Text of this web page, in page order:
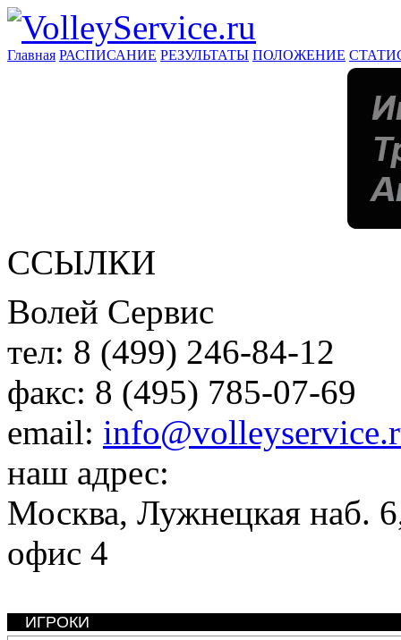
Главная РАСПИСАНИЕ РЕЗУЛЬТАТЫ ПОЛОЖЕНИЕ
ССЫЛКИ
Волей Сервис
тел: 8 (499) 246-84-12
факс: 8 (495) 785-07-69
email:
наш адрес:
Москва, Лужнецкая наб.
офис 4
ИГРОКИ